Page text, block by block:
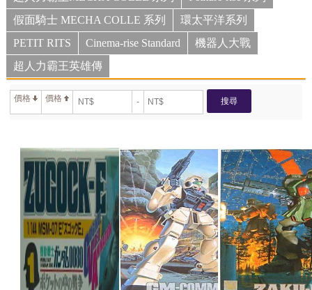
假面騎士 MECHA COLLE 系列
環太平洋系列
PETIT RITS
Cinema-rise Standard
機器人大戰
超人力霸王英雄傳
價格 價格 - 搜尋